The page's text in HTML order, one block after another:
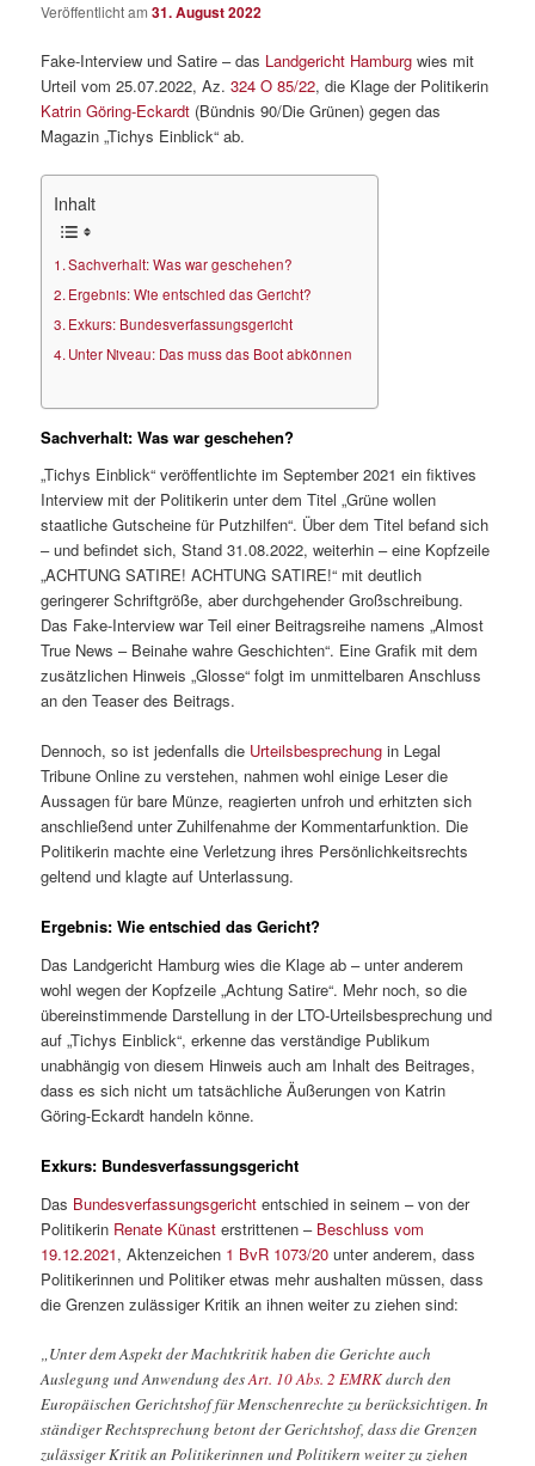
Veröffentlicht am31. August 2022
Fake-Interview und Satire – das Landgericht Hamburg wies mit
Urteil vom 25.07.2022, Az.324 O 85/22, die Klage der Politikerin
Katrin Göring-Eckardt (Bündnis 90/Die Grünen) gegen das
Magazin „Tichys Einblick“ ab.
Inhalt
Sachverhalt: Was war geschehen?
Ergebnis: Wie entschied das Gericht?
Exkurs: Bundesverfassungsgericht
Unter Niveau: Das muss das Boot abkönnen
Sachverhalt: Was war geschehen?
„Tichys Einblick“ veröffentlichte im September 2021 ein fiktives
Interview mit der Politikerin unter dem Titel „Grüne wollen
staatliche Gutscheine für Putzhilfen“. Über dem Titel befand sich
– und befindet sich, Stand 31.08.2022, weiterhin – eine Kopfzeile
„ACHTUNG SATIRE! ACHTUNG SATIRE!“ mit deutlich
geringerer Schriftgröße, aber durchgehender Großschreibung.
Das Fake-Interview war Teil einer Beitragsreihe namens „Almost
True News – Beinahe wahre Geschichten“. Eine Grafik mit dem
zusätzlichen Hinweis „Glosse“ folgt im unmittelbaren Anschluss
an den Teaser des Beitrags.
Dennoch, so ist jedenfalls die Urteilsbesprechung in Legal
Tribune Online zu verstehen, nahmen wohl einige Leser die
Aussagen für bare Münze, reagierten unfroh und erhitzten sich
anschließend unter Zuhilfenahme der Kommentarfunktion. Die
Politikerin machte eine Verletzung ihres Persönlichkeitsrechts
geltend und klagte auf Unterlassung.
Ergebnis: Wie entschied das Gericht?
Das Landgericht Hamburg wies die Klage ab – unter anderem
wohl wegen der Kopfzeile „Achtung Satire“. Mehr noch, so die
übereinstimmende Darstellung in der LTO-Urteilsbesprechung und
auf „Tichys Einblick“, erkenne das verständige Publikum
unabhängig von diesem Hinweis auch am Inhalt des Beitrages,
dass es sich nicht um tatsächliche Äußerungen von Katrin
Göring-Eckardt handeln könne.
Exkurs: Bundesverfassungsgericht
Das Bundesverfassungsgericht entschied in seinem – von der
Politikerin Renate Künast erstrittenen – Beschluss vom
19.12.2021, Aktenzeichen 1 BvR 1073/20 unter anderem, dass
Politikerinnen und Politiker etwas mehr aushalten müssen, dass
die Grenzen zulässiger Kritik an ihnen weiter zu ziehen sind:
„Unter dem Aspekt der Machtkritik haben die Gerichte auch
Auslegung und Anwendung desArt. 10 Abs. 2 EMRKdurch den
Europäischen Gerichtshof für Menschenrechte zu berücksichtigen. In
ständiger Rechtsprechung betont der Gerichtshof, dass die Grenzen
zulässiger Kritik an Politikerinnen und Politikern weiter zu ziehen